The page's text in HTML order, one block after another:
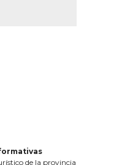
de la provincia